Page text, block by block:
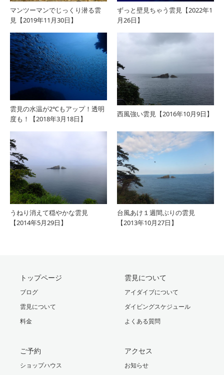
マンツーマンでじっくり潜る雲
見【2019年11月30日】
ずっと壁見ちゃう雲見【2022年1
月26日】
雲見の水温が2℃もアップ！透明
度も！【2018年3月18日】
西風強い雲見【2016年10月9日】
うねり消えて穏やかな雲見
【2014年5月29日】
台風あけ１週間ぶりの雲見
【2013年10月27日】
トップページ
ブログ
雲見について
料金
雲見について
アイダイブについて
ダイビングスケジュール
よくある質問
ご予約
ショップハウス
アクセス
お知らせ